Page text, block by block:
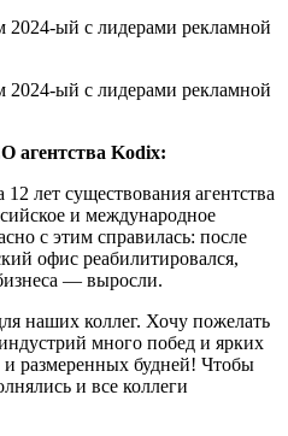
агентства Kodix:
лет существования агентства
и международное
с этим справилась: после
офис реабилитировался,
— выросли.
наших коллег. Хочу пожелать
много побед и ярких
и размеренных будней! Чтобы
и все коллеги